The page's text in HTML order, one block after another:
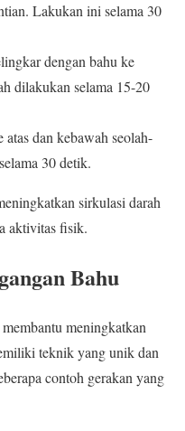
Lakukan ini selama 30
dengan bahu ke
dilakukan selama 15-20
atas dan kebawah seolah-
30 detik.
sirkulasi darah
aktivitas fisik.
Bahu
meningkatkan
teknik yang unik dan
contoh gerakan yang